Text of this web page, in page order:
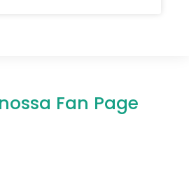
Fan Page